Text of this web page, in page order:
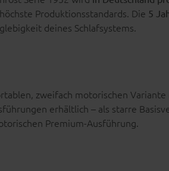
Produktionsstandards. Die 5
deines Schlafsystems.
zweifach motorischen
erhältlich – als starre
Premium-Ausführung.